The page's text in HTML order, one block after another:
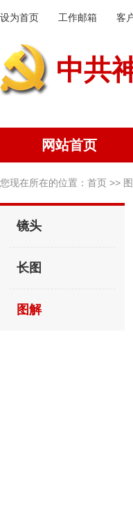
设为首页 工作邮箱 客
中共
网站首页
您现在所在的位置： 首页 >>
镜头
长图
图解